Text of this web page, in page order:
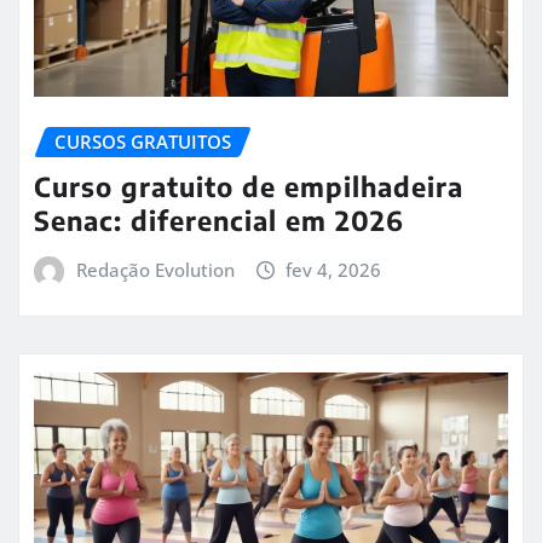
CURSOS GRATUITOS
Curso gratuito de empilhadeira
Senac: diferencial em 2026
Redação Evolution fev 4, 2026